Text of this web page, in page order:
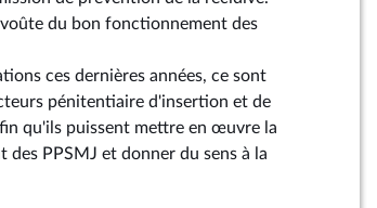
du bon fonctionnement des
ces dernières années, ce sont
pénitentiaire d'insertion et de
qu'ils puissent mettre en œuvre la
des PPSMJ et donner du sens à la